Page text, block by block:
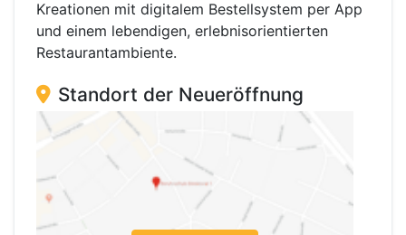
Kreationen mit digitalem Bestellsystem per App
und einem lebendigen, erlebnisorientierten
Restaurantambiente.
Standort der Neueröffnung